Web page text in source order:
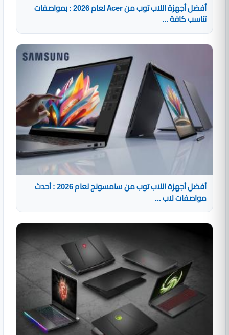
أفضل أجهزة اللاب توب من Acer لعام 2026 : بمواصفات
تناسب كافة ...
أفضل أجهزة اللاب توب من سامسونج لعام 2026 : أحدث
مواصفات لاب ...